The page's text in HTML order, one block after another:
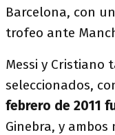
Barcelona, con
trofeo ante
Messi y Cristiano
seleccionados,
febrero de 2011
Ginebra, y